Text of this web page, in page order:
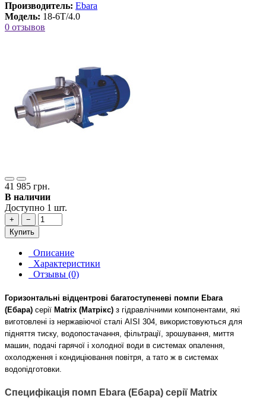
Производитель: Ebara
Модель: 18-6T/4.0
0 отзывов
41 985 грн.
В наличии
Доступно 1 шт.
+
−
Купить
Описание
Характеристики
Отзывы (0)
Горизонтальні відцентрові багатоступеневі помпи Ebara
(Ебара) серії Matrix (Матрікс) з гідравлічними компонентами, які
виготовлені із нержавіючої сталі AISI 304, використовуються для
підняття тиску, водопостачання, фільтрації, зрошування, миття
машин, подачі гарячої і холодної води в системах опалення,
охолодження і кондиціювання повітря, а тато ж в системах
водопідготовки.
Специфікація помп Ebara (Ебара) серії Matrix